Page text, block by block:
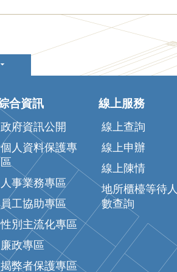
合資訊
政府資訊公開
個人資料保護專
區
人事業務專區
員工協助專區
性別主流化專區
廉政專區
揭弊者保護專區
線上服務
線上查詢
線上申辦
線上陳情
地所櫃檯等待人
數查詢